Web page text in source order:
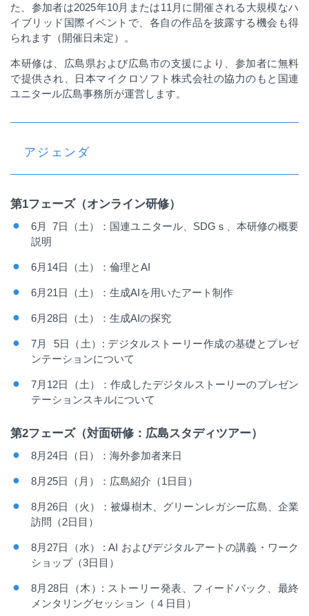
た、参加者は2025年10月または11 月に開催される大規模なハ
イブリッド国際イベントで、各自の作品を披露する機会も得
られます（開催日未定）。
本研修は、広島県および広島市の支援により、参加者に無料
で提供され、日本マイクロソフト株式会社の協力のもと国連
ユニタール広島事務所が運営します。
アジェンダ
第1フェーズ（オンライン研修）
6月 7日（土）：国連ユニタール、 SDG ｓ、本研修の概要
説明
6月 14日（土）：倫理とAI
6月 21日（土）：生成AIを用いたアート制作
6月 28日（土）：生成AIの探究
7月 5日（土） : デジタルストーリー作成の基礎とプレゼ
ンテーションについて
7月 12日（土）：作成したデジタルストーリーのプレゼン
テーションスキルについて
第2フェーズ（対面研修：広島スタディツアー）
8月 24日（日）：海外参加者来日
8月 25日（月）：広島紹介（1日目）
8月 26日（火）：被爆樹木、グリーンレガシー広島、企業
訪問（2日目）
8月 27日（水） : AI およびデジタルアートの講義・ワーク
ショップ（3日目）
8月 28日（木） : ストーリー発表、フィードバック、最終
メンタリングセッション（４日目）